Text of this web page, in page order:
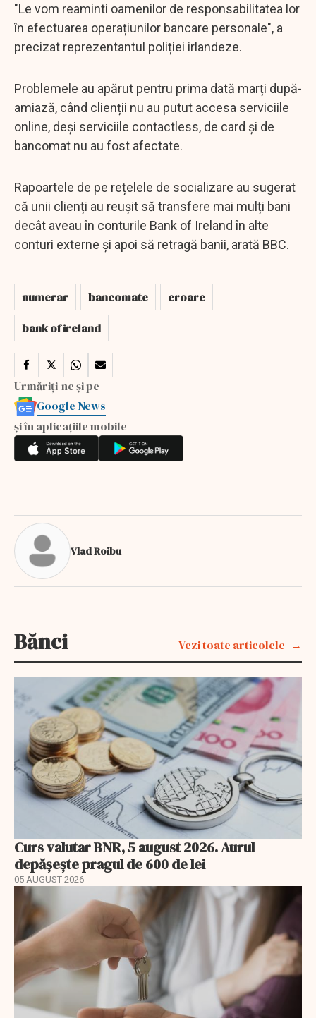
"Le vom reaminti oamenilor de responsabilitatea lor
în efectuarea operațiunilor bancare personale", a
precizat reprezentantul poliției irlandeze.
Problemele au apărut pentru prima dată marți după-
amiază, când clienții nu au putut accesa serviciile
online, deși serviciile contactless, de card și de
bancomat nu au fost afectate.
Rapoartele de pe rețelele de socializare au sugerat
că unii clienți au reușit să transfere mai mulți bani
decât aveau în conturile Bank of Ireland în alte
conturi externe și apoi să retragă banii, arată BBC.
numerar bancomate
eroare
bank of ireland
Urmăriți-ne și pe
Google News
și în aplicațiile mobile
Vlad Roibu
Bănci Vezi toate articolele
Curs valutar BNR, 5 august 2026. Aurul
depășește pragul de 600 de lei
05 AUGUST 2026